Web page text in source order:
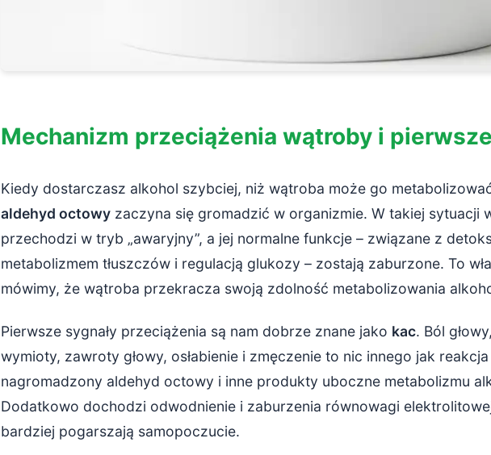
Mechanizm przeciążenia wątroby i
Kiedy dostarczasz alkohol szybciej, niż wątroba może go
aldehyd octowy zaczyna się gromadzić w organizmie. W takiej sytuacji
przechodzi w tryb „awaryjny”, a jej normalne funkcje – związane z
metabolizmem tłuszczów i regulacją glukozy – zostają zaburzone. To
mówimy, że wątroba przekracza swoją zdolność metabolizowania
Pierwsze sygnały przeciążenia są nam dobrze znane jako kac. Ból
wymioty, zawroty głowy, osłabienie i zmęczenie to nic innego jak
nagromadzony aldehyd octowy i inne produkty uboczne metabolizmu
Dodatkowo dochodzi odwodnienie i zaburzenia równowagi
bardziej pogarszają samopoczucie.